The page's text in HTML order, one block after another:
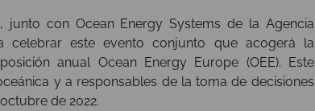
, junto con Ocean Energy Systems de la Agencia
celebrar este evento conjunto que acogerá la
anual Ocean Energy Europe (OEE). Este
y a responsables de la toma de decisiones
de 2022.